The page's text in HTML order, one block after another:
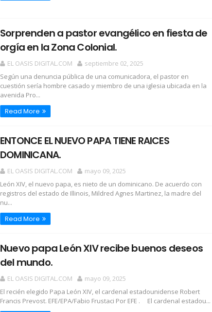
Sorprenden a pastor evangélico en fiesta de
orgía en la Zona Colonial.
EL OASIS DIGITAL.COM
septiembre 02, 2025
Según una denuncia pública de una comunicadora, el pastor en
cuestión sería hombre casado y miembro de una iglesia ubicada en la
avenida Pro...
Read More
ENTONCE EL NUEVO PAPA TIENE RAICES
DOMINICANA.
EL OASIS DIGITAL.COM
mayo 09, 2025
León XIV, el nuevo papa, es nieto de un dominicano. De acuerdo con
registros del estado de Illinois, Mildred Agnes Martinez, la madre del
nu...
Read More
Nuevo papa León XIV recibe buenos deseos
del mundo.
EL OASIS DIGITAL.COM
mayo 09, 2025
El recién elegido Papa León XIV, el cardenal estadounidense Robert
Francis Prevost. EFE/EPA/Fabio Frustaci Por EFE . El cardenal estadou...